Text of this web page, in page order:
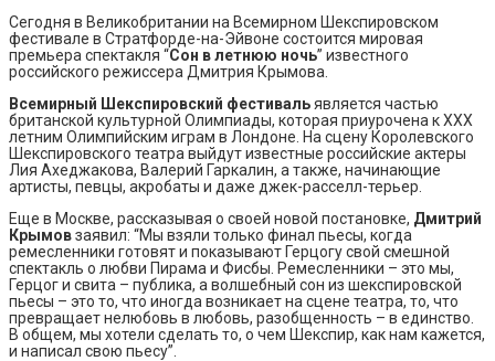
Сегодня в Великобритании на Всемирном Шекспировском
фестивале в Стратфорде-на-Эйвоне состоится мировая
премьера спектакля “Сон в летнюю ночь” известного
российского режиссера Дмитрия Крымова.
Всемирный Шекспировский фестивальявляется частью
британской культурной Олимпиады, которая приурочена к XXX
летним Олимпийским играм в Лондоне. На сцену Королевского
Шекспировского театра выйдут известные российские актеры
Лия Ахеджакова, Валерий Гаркалин, а также, начинающие
артисты, певцы, акробаты и даже джек-расселл-терьер.
Еще в Москве, рассказывая о своей новой постановке, Дмитрий
Крымовзаявил: “Мы взяли только финал пьесы, когда
ремесленники готовят и показывают Герцогу свой смешной
спектакль о любви Пирама и Фисбы. Ремесленники – это мы,
Герцог и свита – публика, а волшебный сон из шекспировской
пьесы – это то, что иногда возникает на сцене театра, то, что
превращает нелюбовь в любовь, разобщенность – в единство.
В общем, мы хотели сделать то, о чем Шекспир, как нам кажется,
и написал свою пьесу”.